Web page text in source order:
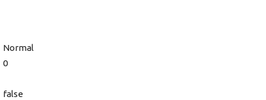
Normal
0
false